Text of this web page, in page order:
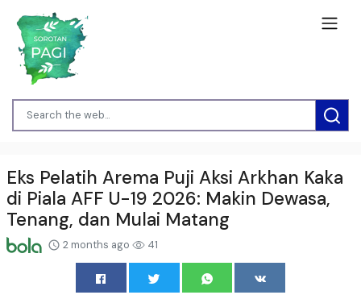
Eks Pelatih Arema Puji Aksi Arkhan Kaka
di Piala AFF U-19 2026: Makin Dewasa,
Tenang, dan Mulai Matang
2 months ago 41